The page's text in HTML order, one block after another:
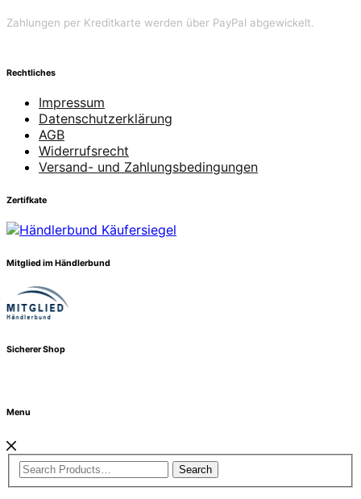
Zahlungen per Kreditkarte werden über PayPal abgewickelt.
Rechtliches
Impressum
Datenschutzerklärung
AGB
Widerrufsrecht
Versand- und Zahlungsbedingungen
Zertifkate
Mitglied im Händlerbund
Sicherer Shop
Menu
Search